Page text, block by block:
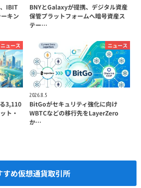
IBIT
キン
BNYとGalaxyが提携、デジタル資産
保管プラットフォームへ暗号資産ス
テー…
ニュース
3,110
ト・
ニュース
2026.8.5
BitGoがセキュリティ強化に向け
WBTCなどの移行先をLayerZero
か…
すめ仮想通貨取引所